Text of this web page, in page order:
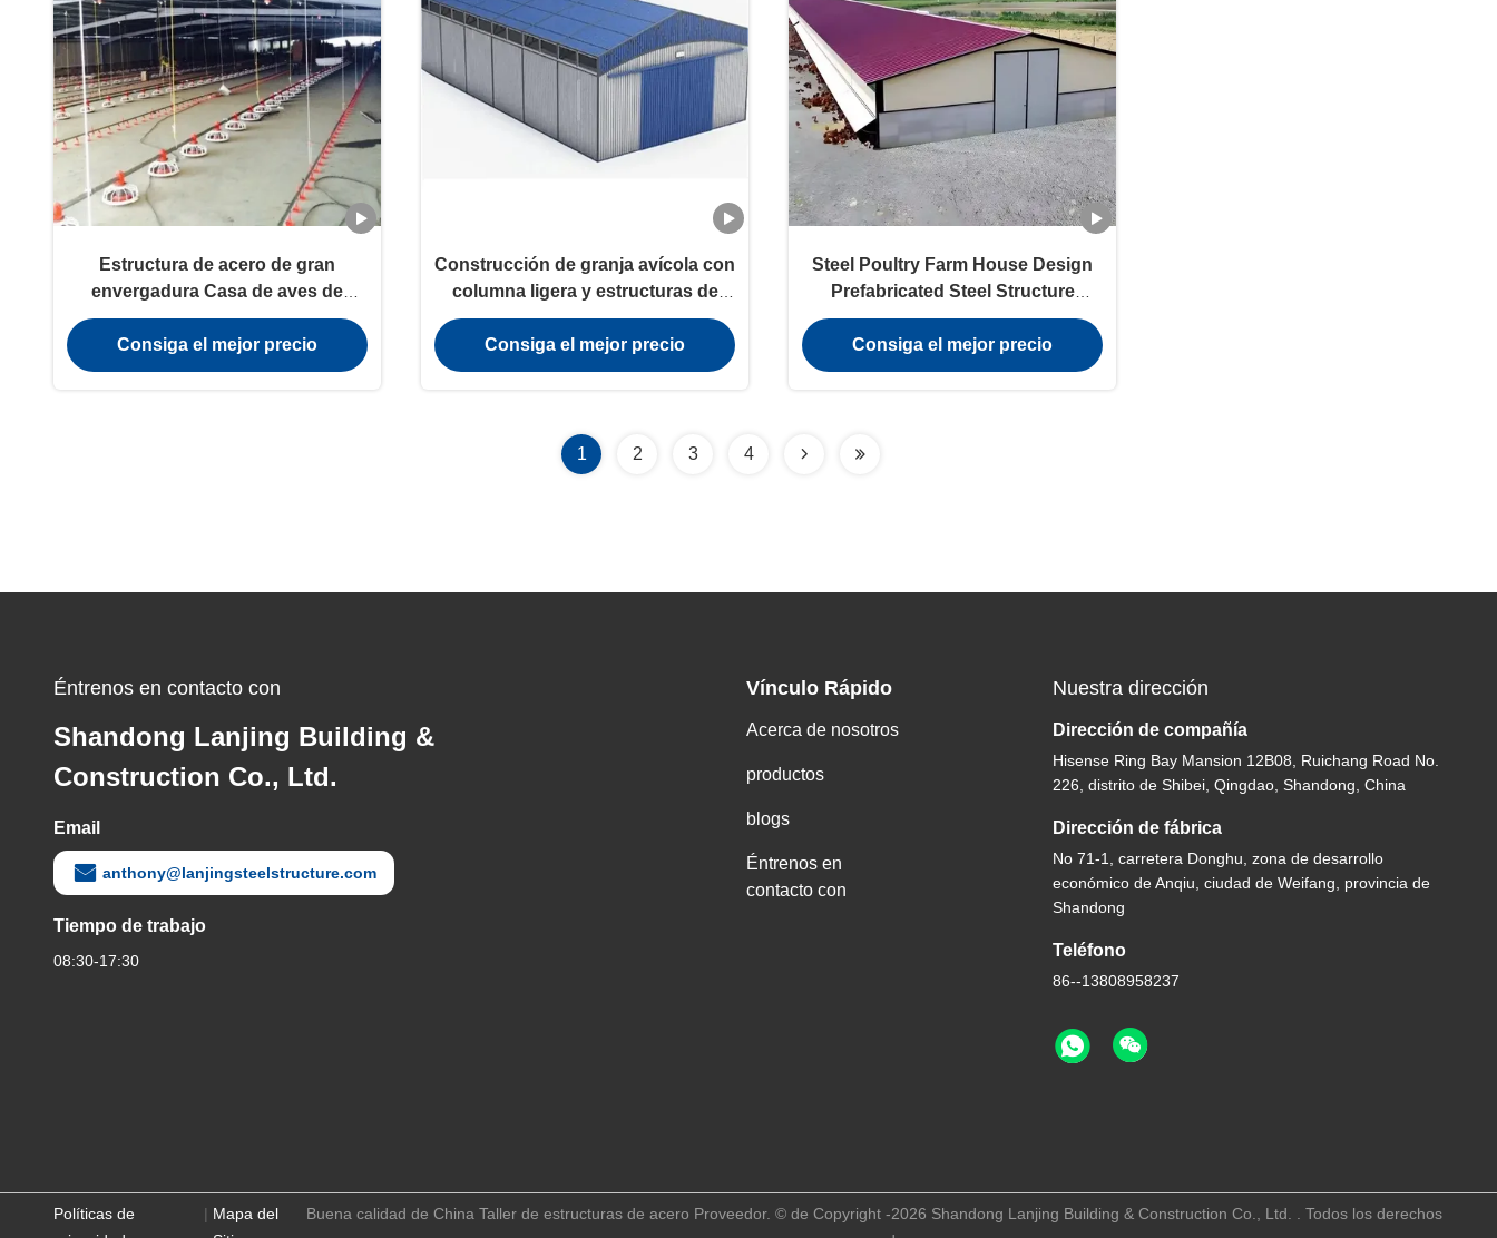
Estructura de acero de gran
envergadura Casa de aves de
corral Fábrica de acero de alta
resistencia ISO
Consiga el mejor precio
Construcción de granja avícola con
columna ligera y estructuras de
acero a bajo precio
Consiga el mejor precio
Steel Poultry Farm House Design
Prefabricated Steel Structure
Chicken Farm Construction
Building
Consiga el mejor precio
1 2 3 4
Éntrenos en contacto con
Shandong Lanjing Building &
Construction Co., Ltd.
Email
anthony@lanjingsteelstructure.com
Tiempo de trabajo
08:30-17:30
Vínculo Rápido
Acerca de nosotros
productos
blogs
Éntrenos en
contacto con
Nuestra dirección
Dirección de compañía
Hisense Ring Bay Mansion 12B08, Ruichang Road No.
226, distrito de Shibei, Qingdao, Shandong, China
Dirección de fábrica
No 71-1, carretera Donghu, zona de desarrollo
económico de Anqiu, ciudad de Weifang, provincia de
Shandong
Teléfono
86--13808958237
Políticas de
| Mapa del
Buena calidad de China Taller de estructuras de acero Proveedor. © de Copyright -2026 Shandong Lanjing Building & Construction Co., Ltd. . Todos los derechos